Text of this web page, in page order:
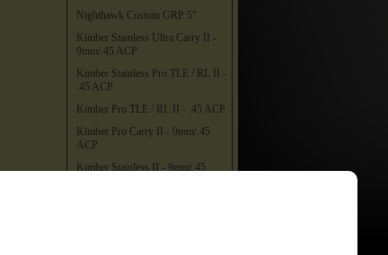
Nighthawk Custom GRP 5"
Kimber Stainless Ultra Carry II -
9mm/.45 ACP
Kimber Stainless Pro TLE / RL II -
.45 ACP
Kimber Pro TLE / RL II - .45 ACP
Kimber Pro Carry II - 9mm/.45
ACP
Kimber Stainless II - 9mm/.45